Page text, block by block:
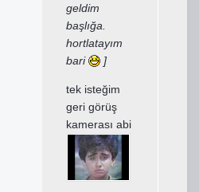
geldim
başlığa.
hortlatayım
bari
]
tek isteğim
geri görüş
kamerası abi